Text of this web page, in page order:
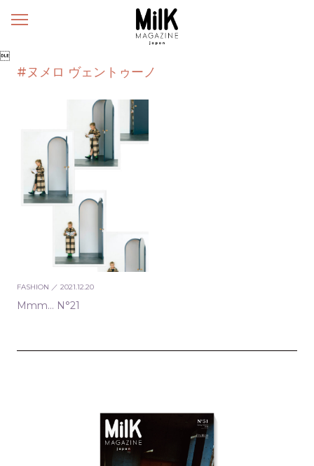
メ

#ヌメロ ヴェントゥーノ
FASHION ／ 2021.12.20
Mmm… N°21